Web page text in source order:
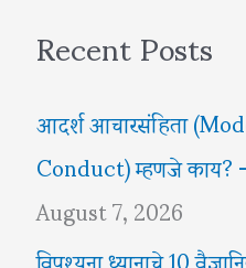
Recent Posts
आदर्श आचारसंहिता
Conduct) म्हणजे काय?
August 7, 2026